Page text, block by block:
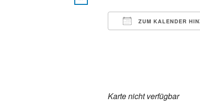
ZUM KALENDER
Karte nicht verfügbar